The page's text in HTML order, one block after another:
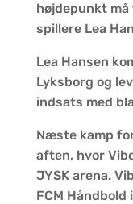
højdepunkt
spillere Lea
Lea Hansen
Lyksborg og
indsats med
Næste kamp
aften, hvor
JYSK arena.
FCM